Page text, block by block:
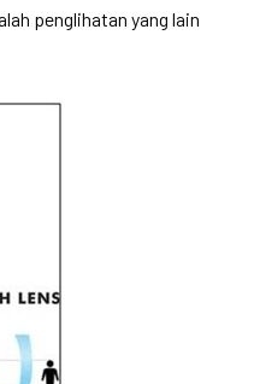
penglihatan yang lain